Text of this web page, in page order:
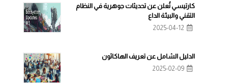
كارتيسي تُعلن عن تحديثات جوهرية في النظام
التقني والبيئة الداع
2025-04-12
الدليل الشامل عن تعريف الهاكاثون
2025-02-09